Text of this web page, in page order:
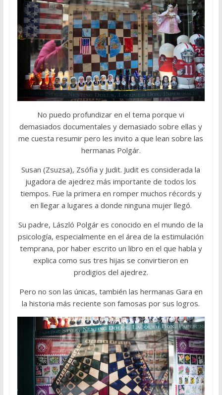
No puedo profundizar en el tema porque vi
demasiados documentales y demasiado sobre ellas y
me cuesta resumir pero les invito a que lean sobre las
hermanas Polgár.
Susan (Zsuzsa), Zsófia y Judit. Judit es considerada la
jugadora de ajedrez más importante de todos los
tiempos. Fue la primera en romper muchos récords y
en llegar a lugares a donde ninguna mujer llegó.
Su padre, László Polgár es conocido en el mundo de la
psicología, especialmente en el área de la estimulación
temprana, por haber escrito un libro en el que habla y
explica como sus tres hijas se convirtieron en
prodigios del ajedrez.
Pero no son las únicas, también las hermanas Gara en
la historia más reciente son famosas por sus logros.